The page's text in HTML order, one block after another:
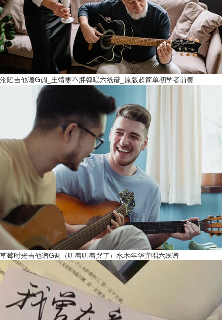
沦陷吉他谱G调_王靖雯不胖弹唱六线谱_原版超简单初学者前奏
草莓时光吉他谱G调（听着听着哭了）水木年华弹唱六线谱